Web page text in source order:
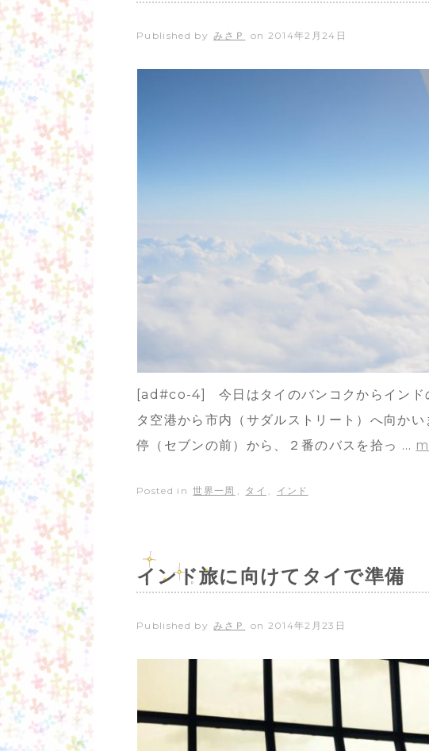
Published by みさＰ on 2014年2月24日
[ad#co-4] 今日はタイのバンコクからインド
タ空港から市内（サダルストリート）へ向か
停（セブンの前）から、２番のバスを拾っ …
Posted in 世界一周 , タイ , インド
インド旅に向けてタイで準備
Published by みさＰ on 2014年2月23日